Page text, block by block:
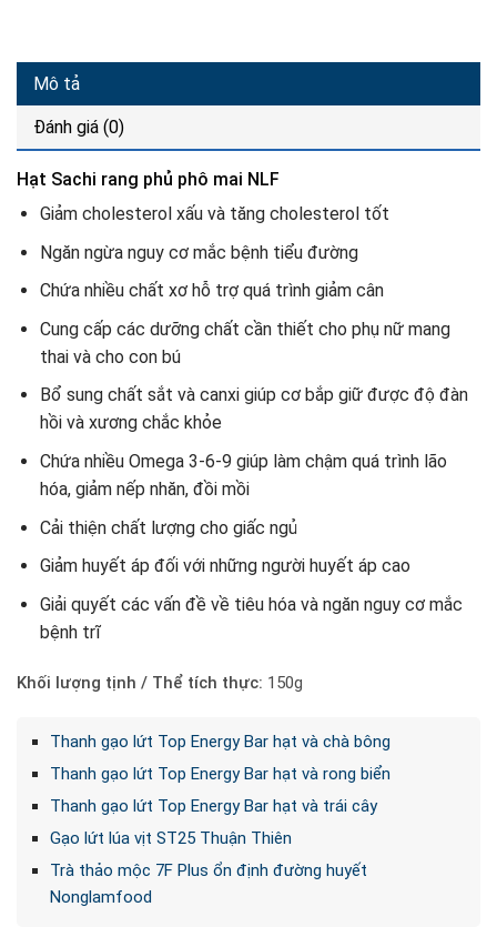
Mô tả
Đánh giá (0)
Hạt Sachi rang phủ phô mai NLF
Giảm cholesterol xấu và tăng cholesterol tốt
Ngăn ngừa nguy cơ mắc bệnh tiểu đường
Chứa nhiều chất xơ hỗ trợ quá trình giảm cân
Cung cấp các dưỡng chất cần thiết cho phụ nữ mang
thai và cho con bú
Bổ sung chất sắt và canxi giúp cơ bắp giữ được độ đàn
hồi và xương chắc khỏe
Chứa nhiều Omega 3-6-9 giúp làm chậm quá trình lão
hóa, giảm nếp nhăn, đồi mồi
Cải thiện chất lượng cho giấc ngủ
Giảm huyết áp đối với những người huyết áp cao
Giải quyết các vấn đề về tiêu hóa và ngăn nguy cơ mắc
bệnh trĩ
Khối lượng tịnh / Thể tích thực: 150g
Thanh gạo lứt Top Energy Bar hạt và chà bông
Thanh gạo lứt Top Energy Bar hạt và rong biển
Thanh gạo lứt Top Energy Bar hạt và trái cây
Gạo lứt lúa vịt ST25 Thuận Thiên
Trà thảo mộc 7F Plus ổn định đường huyết
Nonglamfood